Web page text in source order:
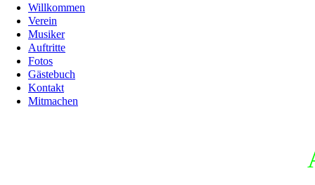
Willkommen
Verein
Musiker
Auftritte
Fotos
Gästebuch
Kontakt
Mitmachen